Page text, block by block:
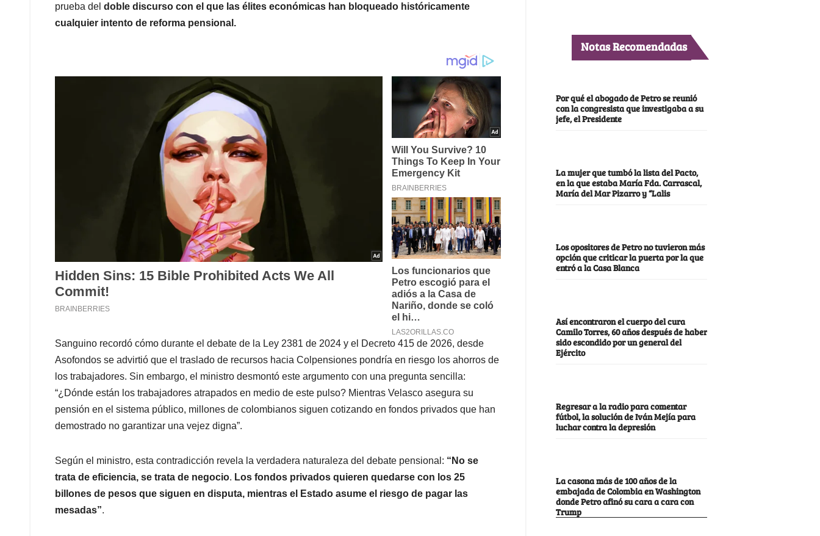
prueba del doble discurso con el que las élites económicas han bloqueado históricamente
cualquier intento de reforma pensional.
Sanguino recordó cómo durante el debate de la Ley 2381 de 2024 y el Decreto 415 de 2026, desde
Asofondos se advirtió que el traslado de recursos hacia Colpensiones pondría en riesgo los ahorros de
los trabajadores. Sin embargo, el ministro desmontó este argumento con una pregunta sencilla:
“¿Dónde están los trabajadores atrapados en medio de este pulso? Mientras Velasco asegura su
pensión en el sistema público, millones de colombianos siguen cotizando en fondos privados que han
demostrado no garantizar una vejez digna”.
Según el ministro, esta contradicción revela la verdadera naturaleza del debate pensional: “No se
trata de eficiencia, se trata de negocio. Los fondos privados quieren quedarse con los 25
billones de pesos que siguen en disputa, mientras el Estado asume el riesgo de pagar las
mesadas”.
Notas Recomendadas
Por qué el abogado de Petro se reunió
con la congresista que investigaba a su
jefe, el Presidente
La mujer que tumbó la lista del Pacto,
en la que estaba María Fda. Carrascal,
María del Mar Pizarro y “Lalis
Los opositores de Petro no tuvieron más
opción que criticar la puerta por la que
entró a la Casa Blanca
Así encontraron el cuerpo del cura
Camilo Torres, 60 años después de haber
sido escondido por un general del
Ejército
Regresar a la radio para comentar
fútbol, la solución de Iván Mejía para
luchar contra la depresión
La casona más de 100 años de la
embajada de Colombia en Washington
donde Petro afinó su cara a cara con
Trump